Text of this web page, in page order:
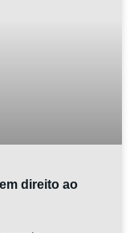
direito ao